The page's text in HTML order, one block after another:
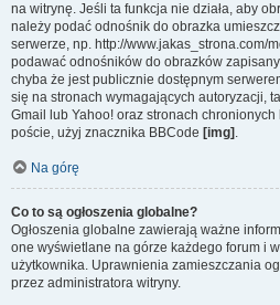
na witrynę. Jeśli ta funkcja nie działa, aby
należy podać odnośnik do obrazka
serwerze, np. http://www.jakas_strona.com/
podawać odnośników do obrazków
chyba że jest publicznie dostępnym
się na stronach wymagających autoryzacji,
Gmail lub Yahoo! oraz stronach chronionych
poście, użyj znacznika BBCode [img] .
Na górę
Co to są ogłoszenia globalne?
Ogłoszenia globalne zawierają ważne
one wyświetlane na górze każdego forum i
użytkownika. Uprawnienia zamieszczania
przez administratora witryny.